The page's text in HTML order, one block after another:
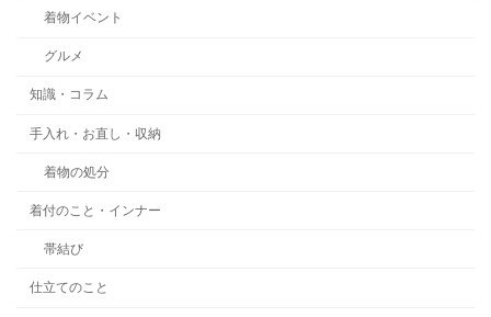
着物イベント
グルメ
知識・コラム
手入れ・お直し・収納
着物の処分
着付のこと・インナー
帯結び
仕立てのこと